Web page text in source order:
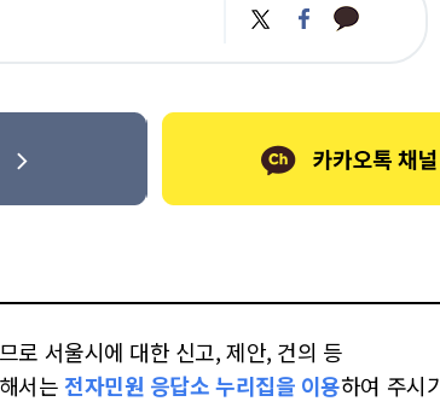
트
위
페
이
카
카
로 서울시에 대한 신고, 제안, 건의 등
서는 전자민원 응답소 누리집을 이용하여 주시